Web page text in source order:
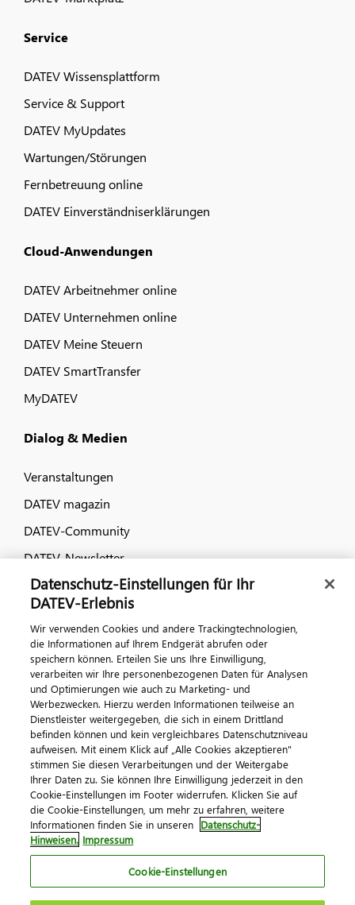
Service
DATEV Wissensplattform
Service & Support
DATEV MyUpdates
Wartungen/Störungen
Fernbetreuung online
DATEV Einverständniserklärungen
Cloud-Anwendungen
DATEV Arbeitnehmer online
DATEV Unternehmen online
DATEV Meine Steuern
DATEV SmartTransfer
MyDATEV
Dialog & Medien
Veranstaltungen
DATEV magazin
DATEV-Community
DATEV-Newsletter
Kontaktieren Sie uns
© 2026 DATEV eG
ImpressumDatenschutzAGB Kontakt
Cookie-Einstellungen
Datenschutz-Einstellungen für Ihr
DATEV-Erlebnis
Wir verwenden Cookies und andere Trackingtechnologien,
die Informationen auf Ihrem Endgerät abrufen oder
speichern können. Erteilen Sie uns Ihre Einwilligung,
verarbeiten wir Ihre personenbezogenen Daten für Analysen
und Optimierungen wie auch zu Marketing- und
Werbezwecken. Hierzu werden Informationen teilweise an
Dienstleister weitergegeben, die sich in einem Drittland
befinden können und kein vergleichbares Datenschutzniveau
aufweisen. Mit einem Klick auf „Alle Cookies akzeptieren"
stimmen Sie diesen Verarbeitungen und der Weitergabe
Ihrer Daten zu. Sie können Ihre Einwilligung jederzeit in den
Cookie-Einstellungen im Footer widerrufen. Klicken Sie auf
die Cookie-Einstellungen, um mehr zu erfahren, weitere
Informationen finden Sie in unseren Datenschutz-
Hinweisen. Impressum
Cookie-Einstellungen